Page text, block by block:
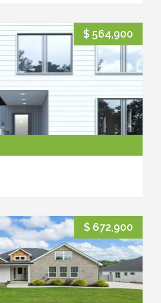
$ 564,900
$ 672,900